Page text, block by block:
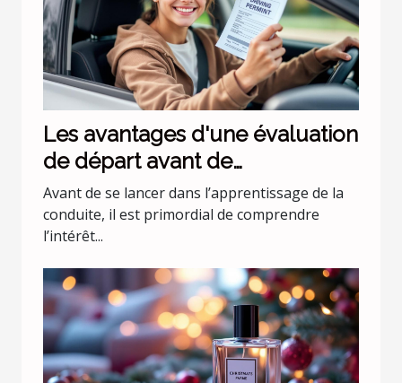
Les avantages d'une évaluation
de départ avant de
commencer les leçons de
conduite
Avant de se lancer dans l’apprentissage de la
conduite, il est primordial de comprendre
l’intérêt...